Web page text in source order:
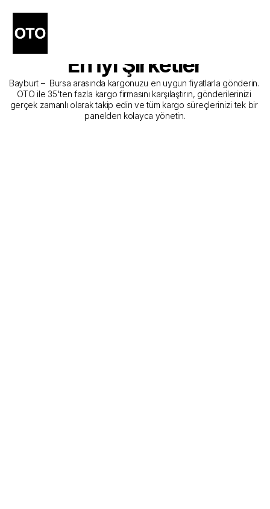
Bayburt - Bursa Kargo
Gönderim Hizmeti Sunan
En İyi Şirketler
Bayburt –  Bursa arasında kargonuzu en uygun fiyatlarla gönderin.
OTO ile 35'ten fazla kargo firmasını karşılaştırın, gönderilerinizi
gerçek zamanlı olarak takip edin ve tüm kargo süreçlerinizi tek bir
panelden kolayca yönetin.